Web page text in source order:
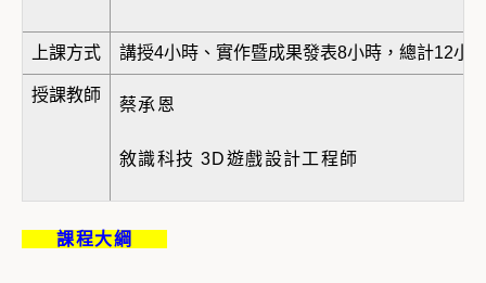
上課方式 講授4小時、實作暨成果發表8小時，總計12小
授課教師
蔡承恩
敘識科技 3D遊戲設計工程師
課程大綱